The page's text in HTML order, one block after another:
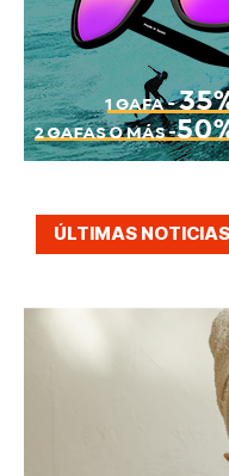
ÚLTIMAS NOTICIAS